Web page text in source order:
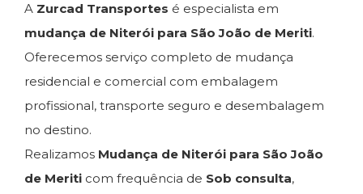
A Zurcad Transportes é especialista em
mudança de Niterói para São João de Meriti.
Oferecemos serviço completo de mudança
residencial e comercial com embalagem
profissional, transporte seguro e desembalagem
no destino.
Realizamos Mudança de Niterói para São João
de Meriti com frequência de Sob consulta,